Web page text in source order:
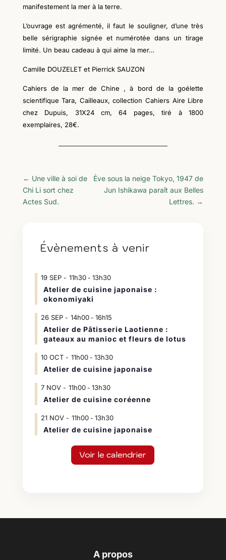
manifestement la mer à la terre.
L’ouvrage est agrémenté, il faut le souligner, d’une très
belle sérigraphie signée et numérotée dans un tirage
limité. Un beau cadeau à qui aime la mer…
Camille DOUZELET et Pierrick SAUZON
Cahiers de la mer de Chine , à bord de la goélette
scientifique Tara, Cailleaux, collection Cahiers Aire Libre
chez Dupuis, 31X24 cm, 64 pages, tiré à 1800
exemplaires, 28€.
← Une ville à soi de
Chi Li sort chez
Actes Sud.
Ève sous la neige Tokyo, 1947 de
Jun Ishikawa paraît aux Belles
Lettres. →
Évènements à venir
19 SEP 11h30- 13h30
Atelier de cuisine japonaise :
okonomiyaki
26 SEP 14h00- 16h15
Atelier de Pâtisserie Laotienne :
gateaux au manioc et fleurs de lotus
10 OCT 11h00- 13h30
Atelier de cuisine japonaise
7 NOV 11h00- 13h30
Atelier de cuisine coréenne
21 NOV 11h00- 13h30
Atelier de cuisine japonaise
Voir le calendrier
A propos